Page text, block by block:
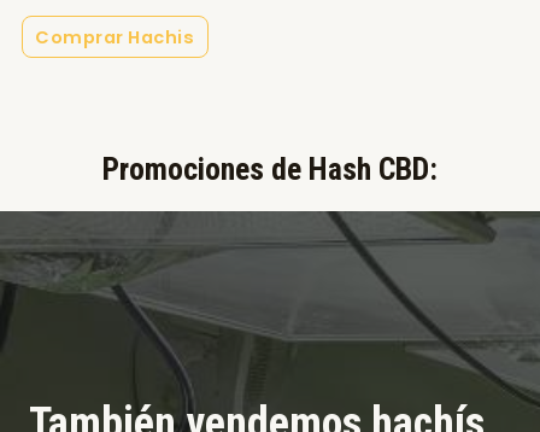
Comprar Hachis
Promociones de Hash CBD:​